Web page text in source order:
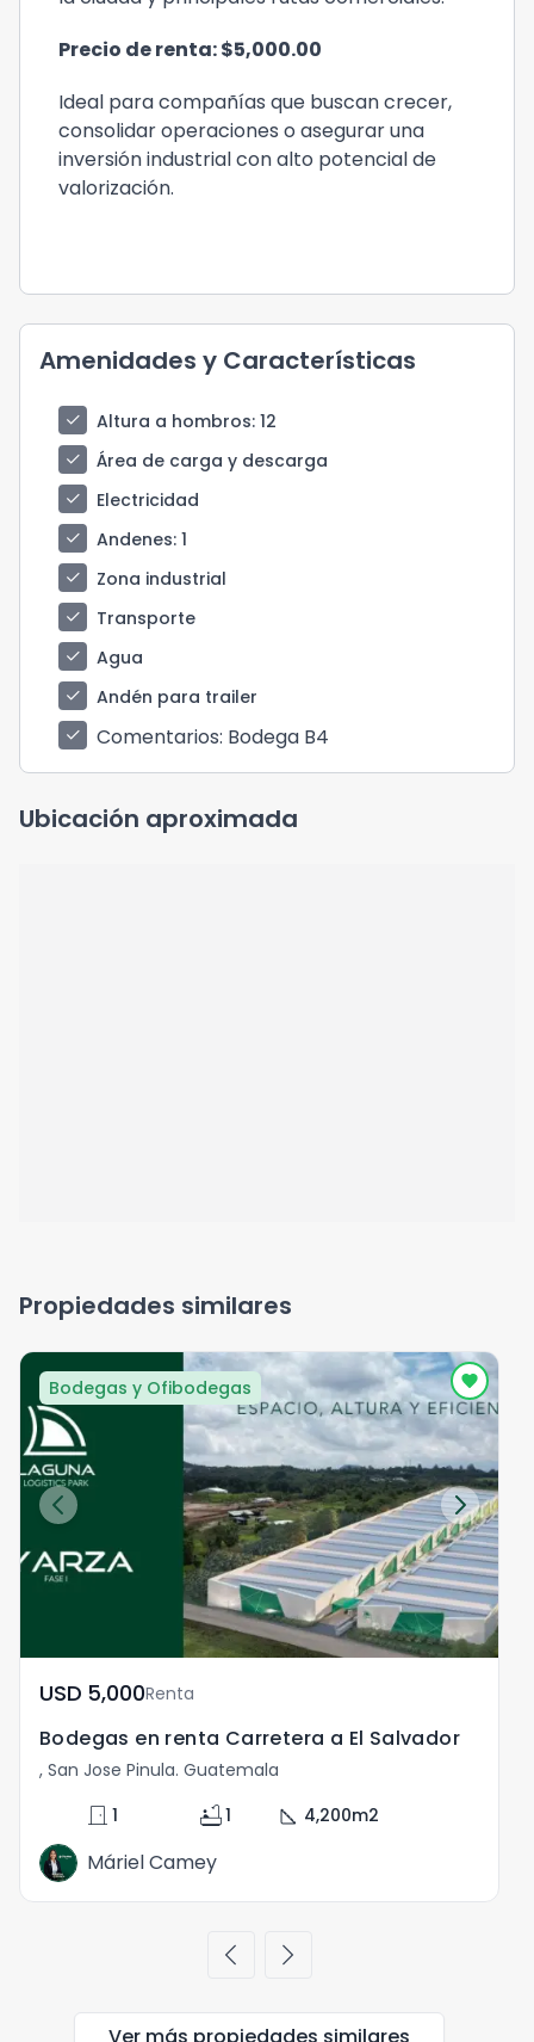
Precio de renta: $5,000.00
Ideal para compañías que buscan crecer,
consolidar operaciones o asegurar una
inversión industrial con alto potencial de
valorización.
Amenidades y Características
check Altura a hombros: 12
check
Área de carga y descarga
check
Electricidad
check
Andenes: 1
check
Zona industrial
check
Transporte
check
Agua
check
Andén para trailer
check
Comentarios: Bodega B4
Ubicación aproximada
Propiedades similares
Bodegas y Ofibodegas
USD	5,000Renta
Bodegas en renta Carretera a El Salvador
, San Jose Pinula. Guatemala
door_front 1 bathtub1 square_foot 4,200m2
Máriel Camey
chevron_left chevron_right